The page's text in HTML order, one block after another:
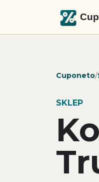
Cuponeto/
SKLEP